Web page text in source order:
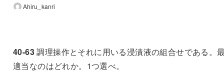
Ahiru_kanri
40-63調理操作とそれに用いる浸漬液の組合せである。
適当なのはどれか。 1つ選べ。